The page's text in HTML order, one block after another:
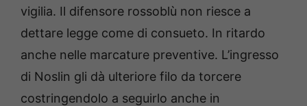
vigilia. Il difensore rossoblù non riesce a
dettare legge come di consueto. In ritardo
anche nelle marcature preventive. L’ingresso
di Noslin gli dà ulteriore filo da torcere
costringendolo a seguirlo anche in